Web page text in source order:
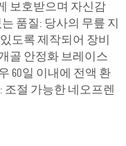
보호받으며 자신감
품질: 당사의 무릎 지
도록 제작되어 장비
골 안정화 브레이스
60일 이내에 전액 환
: 조절 가능한 네오프렌